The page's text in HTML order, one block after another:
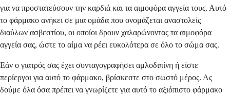
για να προστατεύσουν την καρδιά και τα αιμοφόρα αγγεία τους. Αυτό
το φάρμακο ανήκει σε μια ομάδα που ονομάζεται αναστολείς
διαύλων ασβεστίου, οι οποίοι δρουν χαλαρώνοντας τα αιμοφόρα
αγγεία σας, ώστε το αίμα να ρέει ευκολότερα σε όλο το σώμα σας.
Εάν ο γιατρός σας έχει συνταγογραφήσει αμλοδιπίνη ή είστε
περίεργοι για αυτό το φάρμακο, βρίσκεστε στο σωστό μέρος. Ας
δούμε όλα όσα πρέπει να γνωρίζετε για αυτό το αξιόπιστο φάρμακο